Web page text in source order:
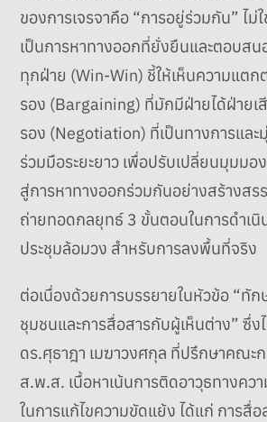
ของการเจรจาคือ “การอยู่ร่วมกัน” ไม่ใ
เป็นการหาทางออกที่ยั่งยืนและตอบสน
ทุกฝ่าย (Win-Win) ชี้ให้เห็นความแตก
รอง (Bargaining) ที่มักมีฝ่ายได้ฝ่ายเ
รอง (Negotiation) ที่เป็นทางการและ
ร่วมมือระยะยาว เพื่อปรับเปลี่ยนมุมมอ
สู่การหาทางออกร่วมกันอย่างสร้างส
ถ่ายทอดกลยุทธ์ 3 ขั้นตอนในการดำเนิ
ประชุมล้อมวง สำหรับการลงพื้นที่จริง
ต่อเนื่องด้วยการบรรยายในหัวข้อ “ทัก
ชุมชนและการสื่อสารกับผู้เห็นต่าง” ซึ่ง
ดร.ศุธาฎา เมฆาวงศกุล ที่ปรึกษาคณะ
ส.พ.ส. เนื้อหาเน้นการติดอาวุธทางคว
ในการแก้ไขความขัดแย้ง ได้แก่ การสื่อ